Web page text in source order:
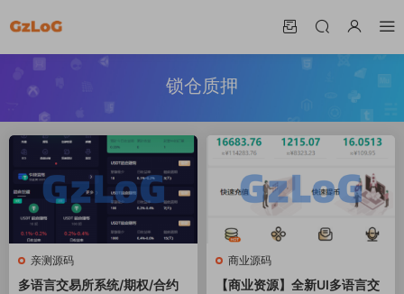
锁仓质押
亲测源码
多语言交易所系统/期权/合约
商业源码
【商业资源】全新UI多语言交